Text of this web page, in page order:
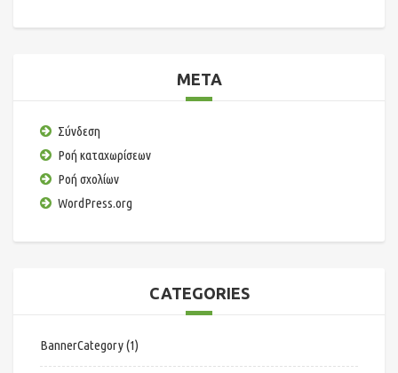
META
Σύνδεση
Ροή καταχωρίσεων
Ροή σχολίων
WordPress.org
CATEGORIES
BannerCategory(1)